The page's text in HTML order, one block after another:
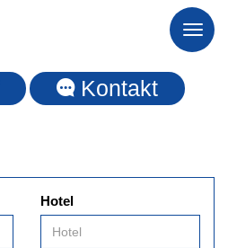
Toggle
Kontakt
Hotel